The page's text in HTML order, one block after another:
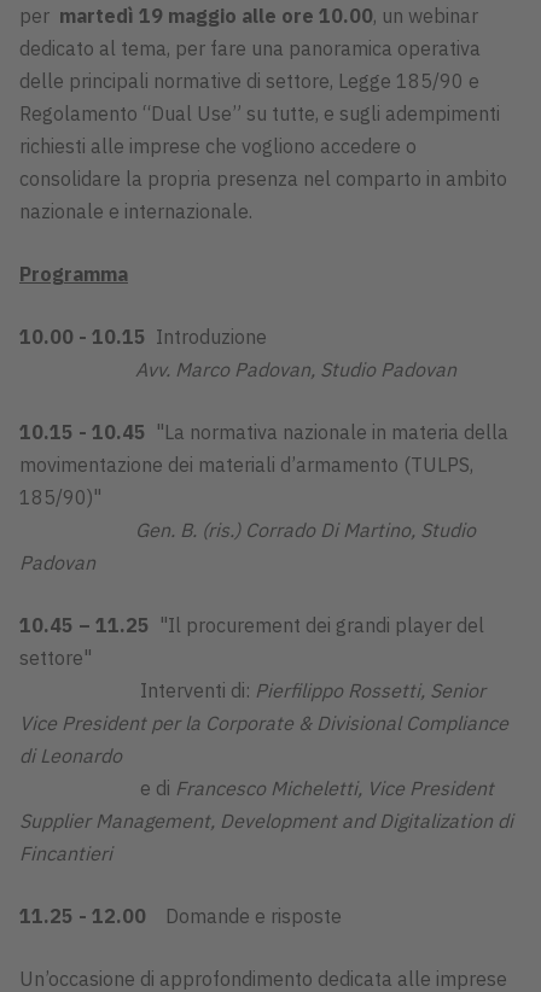
per martedì 19 maggio alle ore 10.00, un webinar
dedicato al tema, per fare una panoramica operativa
delle principali normative di settore, Legge 185/90 e
Regolamento “Dual Use” su tutte, e sugli adempimenti
richiesti alle imprese che vogliono accedere o
consolidare la propria presenza nel comparto in ambito
nazionale e internazionale.
Programma
10.00 - 10.15 Introduzione
Avv. Marco Padovan, Studio Padovan
10.15 - 10.45 "La normativa nazionale in materia della
movimentazione dei materiali d’armamento (TULPS,
185/90)"
Gen. B. (ris.) Corrado Di Martino, Studio
Padovan
10.45 – 11.25 "Il procurement dei grandi player del
settore"
Interventi di: Pierfilippo Rossetti, Senior
Vice President per la Corporate & Divisional Compliance
di Leonardo
e di Francesco Micheletti, Vice President
Supplier Management, Development and Digitalization di
Fincantieri
11.25 - 12.00 Domande e risposte
Un’occasione di approfondimento dedicata alle imprese